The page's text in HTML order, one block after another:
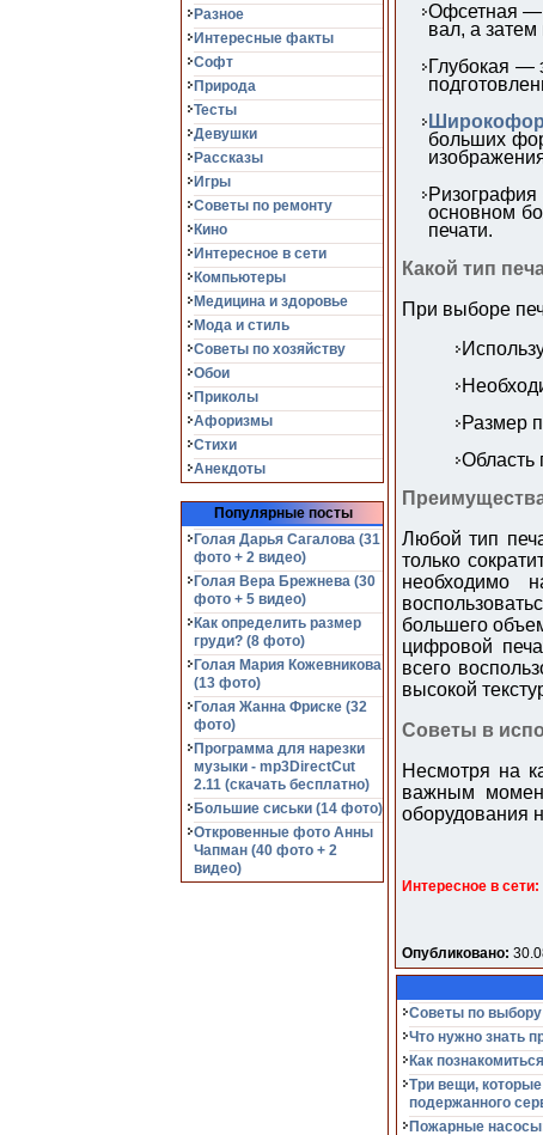
Разное
Интересные факты
Софт
Природа
Тесты
Девушки
Рассказы
Игры
Советы по ремонту
Кино
Интересное в сети
Компьютеры
Медицина и здоровье
Мода и стиль
Советы по хозяйству
Обои
Приколы
Афоризмы
Стихи
Анекдоты
Популярные посты
Голая Дарья Сагалова (31
фото + 2 видео)
Голая Вера Брежнева (30
фото + 5 видео)
Как определить размер
груди? (8 фото)
Голая Мария Кожевникова
(13 фото)
Голая Жанна Фриске (32
фото)
Программа для нарезки
музыки - mp3DirectCut
2.11 (cкачать бесплатно)
Большие сиськи (14 фото)
Откровенные фото Анны
Чапман (40 фото + 2
видео)
Офсетная —
вал, а
Глубокая —
больших
основном
печати.
Какой тип
При выборе
Размер
Область
Любой тип
только
необходимо
большего
цифровой
всего
высокой
Советы в
Несмотря на
важным
оборудования
Интересное в сети:
Опубликовано:
Советы по выбору
Что нужно знать
Как
Три вещи,
подержанного
Пожарные